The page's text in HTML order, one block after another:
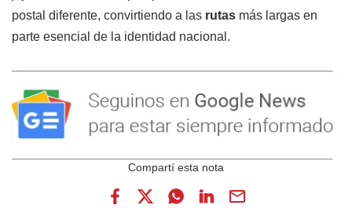
postal diferente, convirtiendo a las rutas más largas en
parte esencial de la identidad nacional.